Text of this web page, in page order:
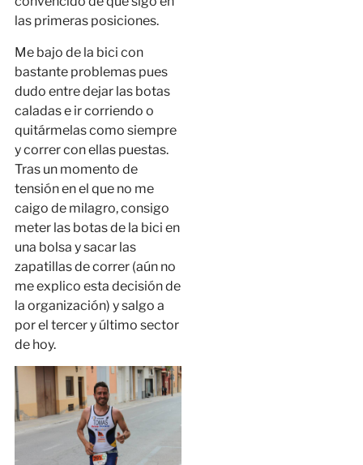
las primeras posiciones.
Me bajo de la bici con
bastante problemas pues
dudo entre dejar las botas
caladas e ir corriendo o
quitármelas como siempre
y correr con ellas puestas.
Tras un momento de
tensión en el que no me
caigo de milagro, consigo
meter las botas de la bici en
una bolsa y sacar las
zapatillas de correr (aún no
me explico esta decisión de
la organización) y salgo a
por el tercer y último sector
de hoy.